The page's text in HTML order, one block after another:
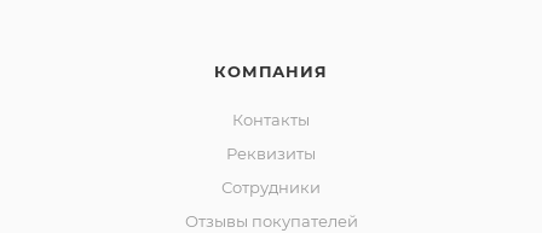
КОМПАНИЯ
Контакты
Реквизиты
Сотрудники
Отзывы покупателей